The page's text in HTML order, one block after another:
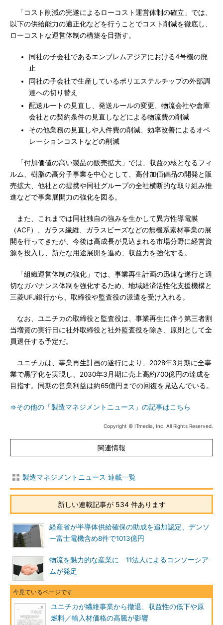
「コスト削減の完遂によるローコスト運営体制の確立」では、
以下の供給能力の適正化などを行うことでコスト削減を徹底し、
ローコストな運営体制の構築を目指す。
同社の子会社であるエンブレムアジアにおける4号機の廃
止
同社の子会社で生産しているポリエステルチップの外部調
達への切り替え
配送ルートの見直し、発送ルールの変更、物流会社や倉庫
会社との契約条件の見直しなどによる物流費の削減
その他業務の見直しや人件費の削減、効率改善によるオペ
レーションコストなどの削減
「付加価値の高い製品の販売拡大」では、収益の核となるフィ
ルム、樹脂の高分子事業を中心として、高付加価値品の開発と販
売拡大、他社との提携や同社グループの全社横断的な取り組み推
進などで事業展開力の強化を図る。
また、これまでは同社独自の強みを生かして異方性導電膜
（ACF）、ガラス繊維、ガラスビーズなどの無機系素材事業の展
開を行ってきたが、今後は高成長が見込まれる市場分野に経営資
源を投入し、新たな用途展開を進め、収益力を強化する。
「組織運営体制の強化」では、事業再生計画の迅速な遂行と適
切なガバナンス体制を強化するため、地域経済活性化支援機構と
三菱UFJ銀行から、取締役や監査役の派遣を受け入れる。
なお、ユニチカの取締役と監査役は、事業再生に伴う第三者割
当増資の実行日に社外取締役と社外監査役を除き、原則として全
員退任する予定だ。
ユニチカは、事業再生計画の遂行により、2028年3月期に全事
業で黒字化を実現し、2030年3月期に売上高約700億円の達成を
目指す。同期の営業利益は約65億円までの回復を見込んでいる。
⇒その他の「製造マネジメントニュース」の記事はこちら
Copyright © ITmedia, Inc. All Rights Reserved.
関連情報
製造マネジメントニュース 連載一覧
新しい連載記事が 534 件あります
経産省が半導体供給確保の助成を追加認定、デンソ
ー富士電機含め8件で1013億円
物流を魅力的な産業に 11法人によるコンソーシア
ムが発足
ユニチカが繊維事業から撤退、収益性の低下や原
燃料／輸入材価格の高騰が影響